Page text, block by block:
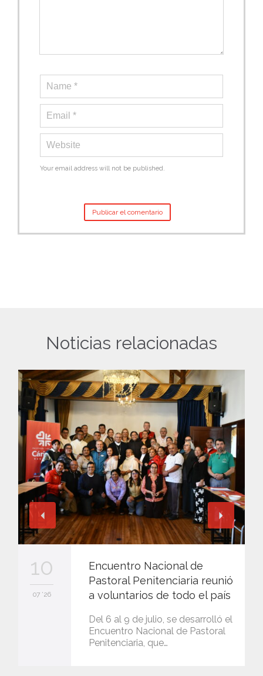
Your email address will not be published.
Noticias relacionadas
10
07 '26
Encuentro Nacional de
Pastoral Penitenciaria reunió
a voluntarios de todo el país
Del 6 al 9 de julio, se desarrolló el
Encuentro Nacional de Pastoral
Penitenciaria, que…